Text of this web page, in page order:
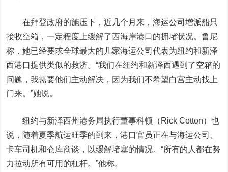
在拜登政府的施压下，近几个月来，海运公司增派船只
接收空箱，一定程度上缓解了西海岸港口的拥堵状况。鲁尼
称，她已经要求全球最大的几家海运公司代表为纽约和新泽
西港口提供类似的救济。“我们在纽约和新泽西遇到了空箱的
问题，我需要他们主动解决，因为我们不希望白宫主动找上
门来。”她说。
纽约与新泽西州港务局执行董事科顿（Rick Cotton）也
说，随着夏季航运旺季的到来，港口官员正在与海运公司、
卡车司机和仓库商谈，以缓解堵塞的情况。“所有的人都在努
力拉动所有可用的杠杆。”他称。